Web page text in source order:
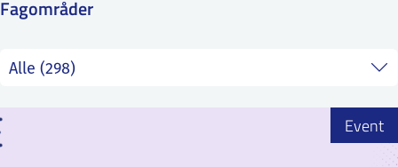
Fagområder
Event